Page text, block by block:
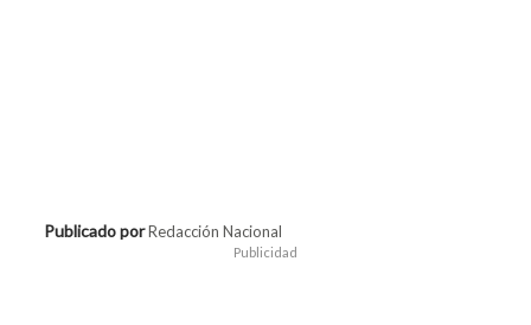
Publicado porRedacción Nacional
Publicidad